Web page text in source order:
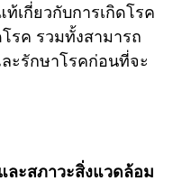
เกี่ยวกับการเกิดโรค
รค รวมทั้งสามารถ
ะรักษาโรคก่อนที่จะ
ละสภาวะสิ่งแวดล้อม